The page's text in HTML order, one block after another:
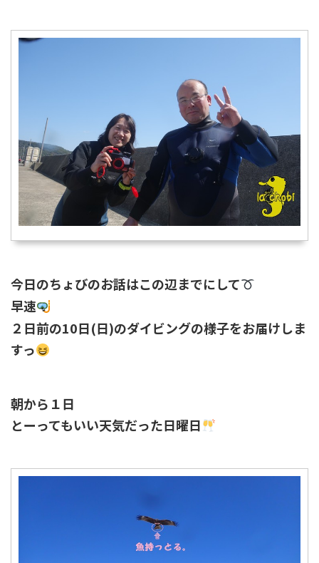
今日のちょびのお話はこの辺までにして
早速
２日前の10日(日)のダイビングの様子をお届けしま
すっ
朝から１日
とーってもいい天気だった日曜日